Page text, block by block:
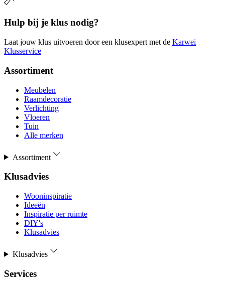
Hulp bij je klus nodig?
Laat jouw klus uitvoeren door een klusexpert met de Karwei
Klusservice
Assortiment
Meubelen
Raamdecoratie
Verlichting
Vloeren
Tuin
Alle merken
Assortiment
Klusadvies
Wooninspiratie
Ideeën
Inspiratie per ruimte
DIY's
Klusadvies
Klusadvies
Services